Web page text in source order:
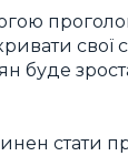
буде
стати